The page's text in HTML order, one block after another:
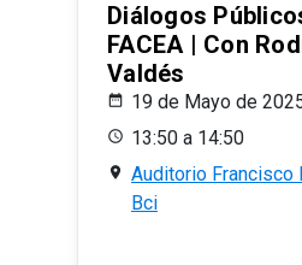
Diálogos
FACEA | Con
Valdés
19 de Mayo de
13:50 a 14:50
Auditorio Francisco
Bci